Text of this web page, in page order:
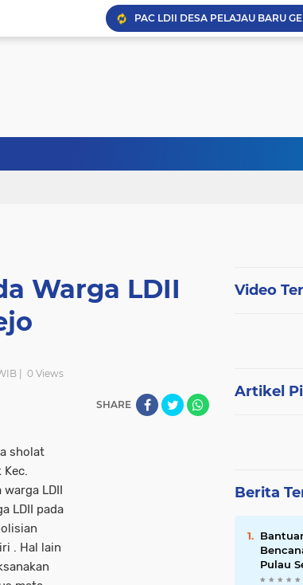
Achievement Motivation Training
Warga LDII
| 0 Views
SHARE
sholat
LDII
LDII pada
. Hal lain
Video
Artikel
Berita
Pulau